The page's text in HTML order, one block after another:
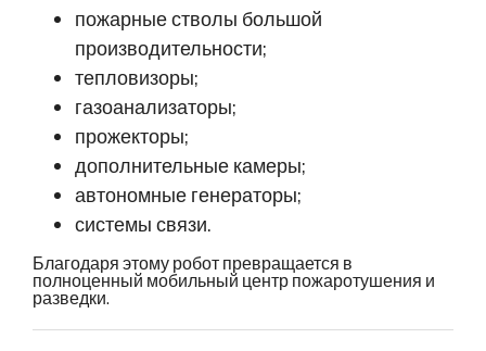
пожарные стволы большой
производительности;
тепловизоры;
газоанализаторы;
прожекторы;
дополнительные камеры;
автономные генераторы;
системы связи.
Благодаря этому робот превращается в
полноценный мобильный центр пожаротушения и
разведки.